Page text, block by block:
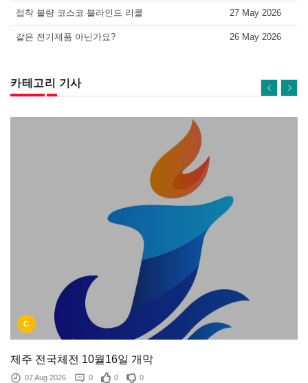
접착 불량 코스코 블라인드 리콜 27 May 2026
같은 전기제품 아닌가요? 26 May 2026
카테고리 기사
C
제주 전국체전 10월16일 개막
07 Aug 2026 0 0 0